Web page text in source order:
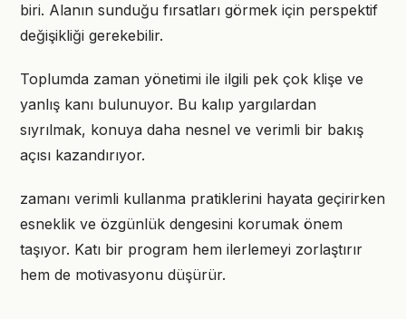
biri. Alanın sunduğu fırsatları görmek için perspektif
değişikliği gerekebilir.
Toplumda zaman yönetimi ile ilgili pek çok klişe ve
yanlış kanı bulunuyor. Bu kalıp yargılardan
sıyrılmak, konuya daha nesnel ve verimli bir bakış
açısı kazandırıyor.
zamanı verimli kullanma pratiklerini hayata geçirirken
esneklik ve özgünlük dengesini korumak önem
taşıyor. Katı bir program hem ilerlemeyi zorlaştırır
hem de motivasyonu düşürür.